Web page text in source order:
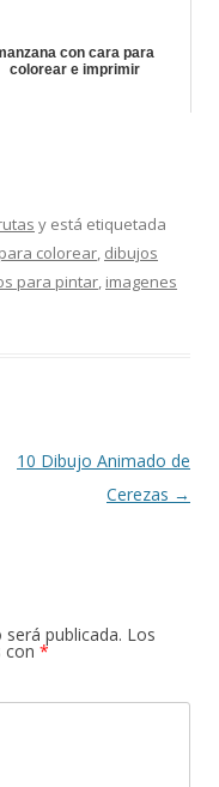
con cara para
colorear e imprimir
y está etiquetada
colorear, dibujos
para pintar, imagenes
10 Dibujo Animado de
Cerezas →
publicada. Los
con *